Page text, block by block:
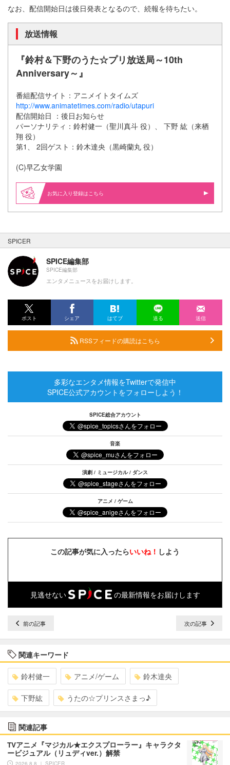
なお、配信開始日は後日発表となるので、続報を待ちたい。
放送情報
『鈴村＆下野のうた☆プリ放送局～10th
Anniversary～』
番組配信サイト：アニメイトタイムズ
http://www.animatetimes.com/radio/utapuri
配信開始日 ：後日お知らせ
パーソナリティ：鈴村健一（聖川真斗 役）、 下野 紘（来栖
翔 役）
第1、 2回ゲスト：鈴木達央（黒崎蘭丸 役）
(C)早乙女学園
お気に入り登録はこちら
SPICER
SPICE編集部
SPICE編集部
エンタメニュースをお届けします。
ポスト シェア はてブ 送る 送信
RSSフィードの購読はこちら
多彩なエンタメ情報をTwitterで発信中
SPICE公式アカウントをフォローしよう！
SPICE総合アカウント
音楽
演劇 / ミュージカル / ダンス
アニメ / ゲーム
この記事が気に入ったらいいね！ しよう
見逃せない の最新情報をお届けします
前の記事 次の記事
関連キーワード
鈴村健一 アニメ/ゲーム 鈴木達央
下野紘 うたの☆プリンスさまっ♪
関連記事
TVアニメ『マジカル★エクスプローラー』キャラクタ
ービジュアル（リュディver.）解禁
2026.8.8 ｜ SPICER